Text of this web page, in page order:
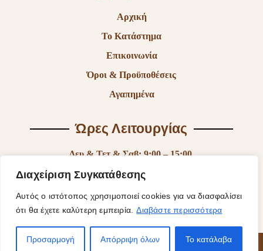
Διαχείριση Συγκατάθεσης
Αυτός ο ιστότοπος χρησιμοποιεί cookies για να διασφαλίσει
ότι θα έχετε καλύτερη εμπειρία. Διαβάστε περισσότερα
Προσαρμογή Απόρριψη όλων Το κατάλαβα
Αρχική
Το Κατάστημα
Επικοινωνία
Όροι & Προϋποθέσεις
Αγαπημένα
Ώρες Λειτουργίας
Δευ & Τετ & Σαβ: 9:00 – 15:00
Τρι & Παρ: 9:00 – 14:30 & 17:30-21:00
Πεμ: 9:00-18:00
Κυρ: Κλειστά